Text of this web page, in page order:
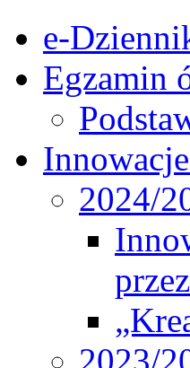
e-
Egzamin
2024/